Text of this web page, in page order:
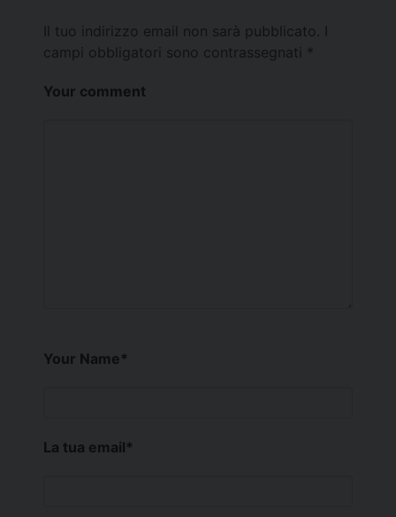
Il tuo indirizzo email non sarà pubblicato.
campi obbligatori sono contrassegnati *
Your comment
Your Name*
La tua email*